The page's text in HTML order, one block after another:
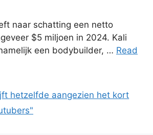
naar schatting een netto
$5 miljoen in 2024. Kali
een bodybuilder, … Read
hetzelfde aangezien het kort